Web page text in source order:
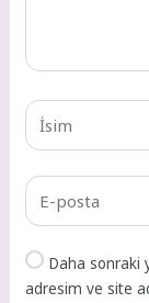
Daha sonraki
adresim ve site